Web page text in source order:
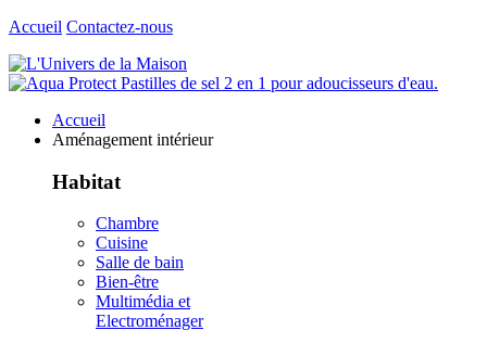
Accueil Contactez-nous
Accueil
Aménagement intérieur
Habitat
Chambre
Cuisine
Salle de bain
Bien-être
Multimédia et
Electroménager